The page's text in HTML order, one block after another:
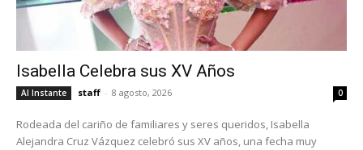
Isabella Celebra sus XV Años
Al Instante staff - 8 agosto, 2026 0
Rodeada del cariño de familiares y seres queridos, Isabella
Alejandra Cruz Vázquez celebró sus XV años, una fecha muy